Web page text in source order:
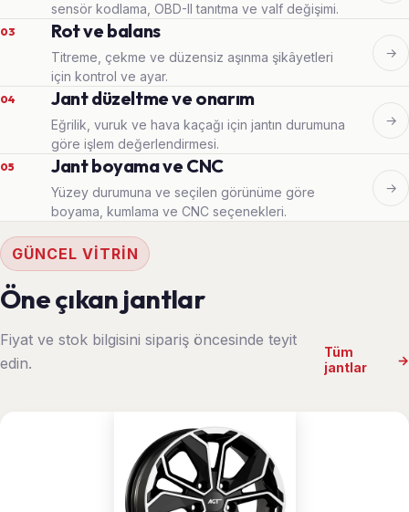
sensör kodlama, OBD-II tanıtma ve valf değişimi.
03 Rot ve balans
Titreme, çekme ve düzensiz aşınma şikâyetleri
için kontrol ve ayar.
→
04 Jant düzeltme ve onarım
Eğrilik, vuruk ve hava kaçağı için jantın durumuna
göre işlem değerlendirmesi.
→
05 Jant boyama ve CNC
Yüzey durumuna ve seçilen görünüme göre
boyama, kumlama ve CNC seçenekleri.
→
GÜNCEL VITRIN
Öne çıkan jantlar
Fiyat ve stok bilgisini sipariş öncesinde teyit
edin.
Tüm
jantlar
→